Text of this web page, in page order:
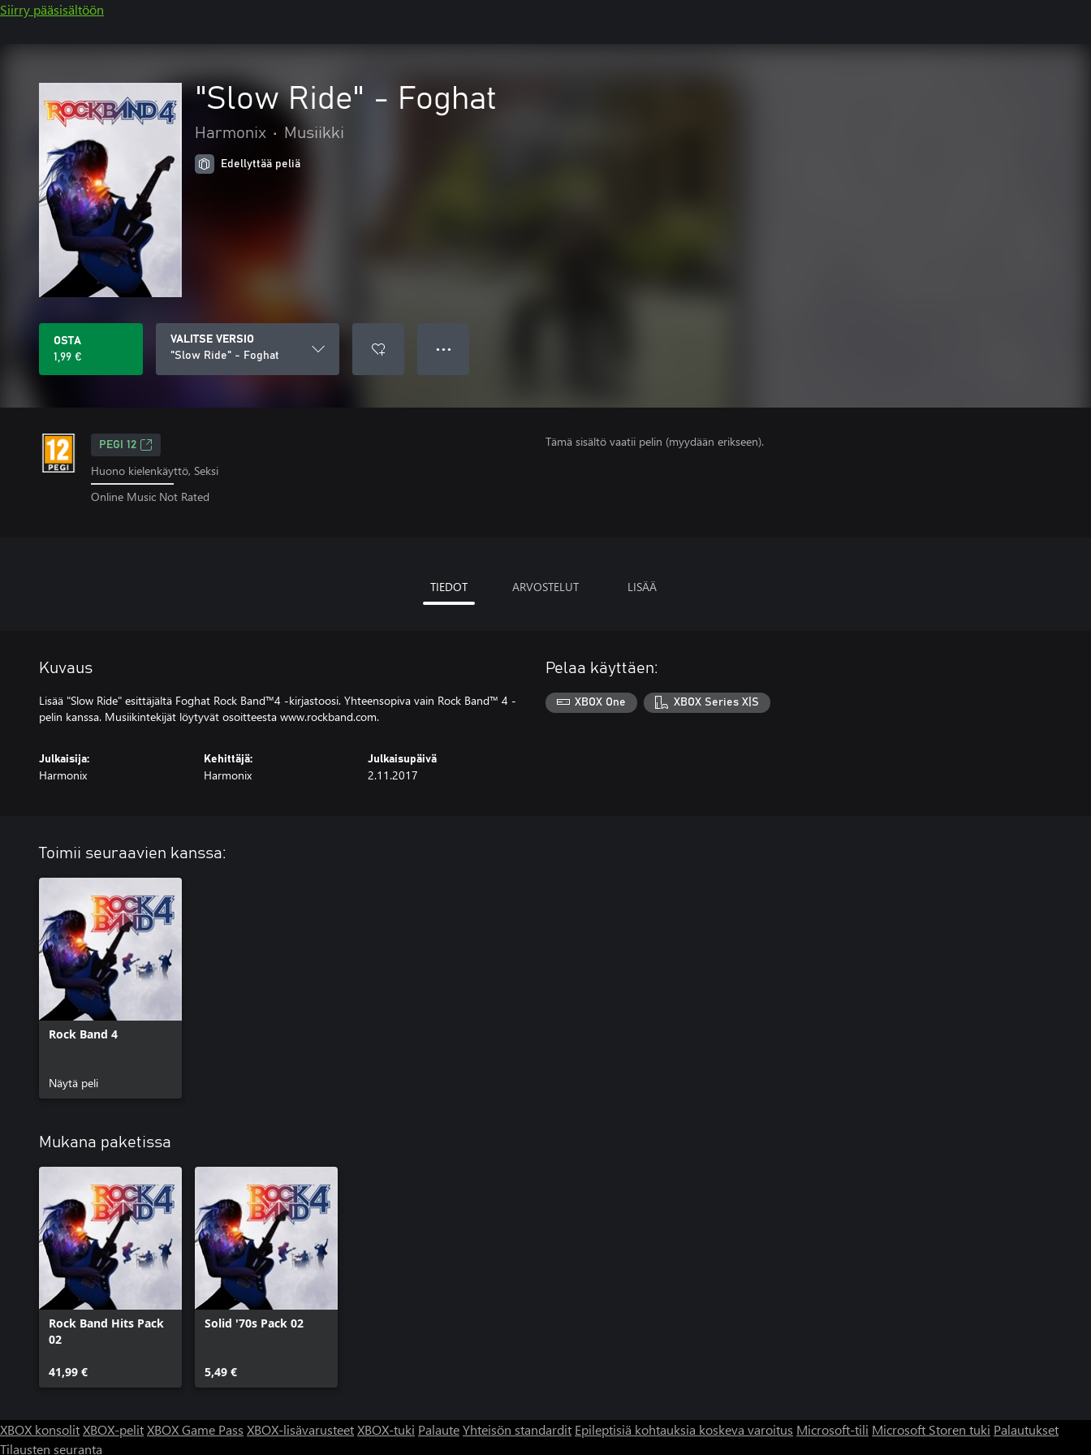
Siirry pääsisältöön
"Slow Ride" - Foghat
Harmonix • Musiikki
Edellyttää peliä
OSTA
1,99 €
VALITSE VERSIO
"Slow Ride" - Foghat
● ● ●
PEGI 12
Huono kielenkäyttö, Seksi
Online Music Not Rated
Tämä sisältö vaatii pelin (myydään erikseen).
TIEDOT ARVOSTELUT LISÄÄ
Kuvaus
Lisää "Slow Ride" esittäjältä Foghat Rock Band™4 -kirjastoosi. Yhteensopiva vain Rock Band™ 4 -
pelin kanssa. Musiikintekijät löytyvät osoitteesta www.rockband.com.
Julkaisija:
Harmonix
Kehittäjä:
Harmonix
Julkaisupäivä
2.11.2017
Pelaa käyttäen:
XBOX One XBOX Series X|S
Toimii seuraavien kanssa:
Rock Band 4
Näytä peli
Mukana paketissa
Rock Band Hits Pack
02
41,99 €
Solid '70s Pack 02
5,49 €
XBOX konsolitXBOX-pelitXBOX Game Pass XBOX-lisävarusteetXBOX-tuki PalauteYhteisön standardit Epileptisiä kohtauksia koskeva varoitus Microsoft-tili Microsoft Storen tuki Palautukset
Tilausten seuranta